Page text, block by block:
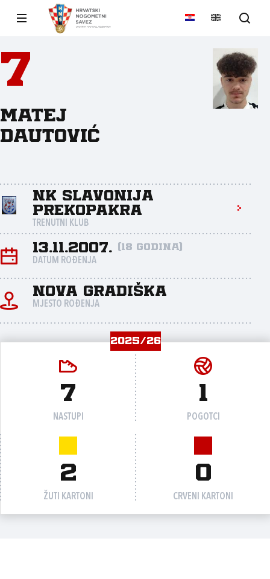
7
Matej
Dautović
NK Slavonija
Prekopakra
TRENUTNI KLUB
13.11.2007. (18 godina)
DATUM ROĐENJA
Nova Gradiška
MJESTO ROĐENJA
2025/26
7
NASTUPI
1
POGOTCI
2
ŽUTI KARTONI
0
CRVENI KARTONI